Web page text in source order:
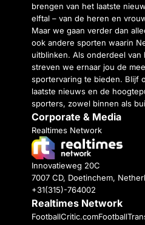
brengen van het laatste
elftal – van de heren en
Maar we gaan verder dan
ook andere sporten waarin
uitblinken. Als onderdeel van
streven we ernaar jou de
sportervaring te bieden. Blijf
laatste nieuws en de
sporters, zowel binnen als
Corporate & Media
Realtimes Network
Innovatieweg 20C
7007 CD, Doetinchem,
+31(315)-764002
Realtimes Network
FootballCritic.com